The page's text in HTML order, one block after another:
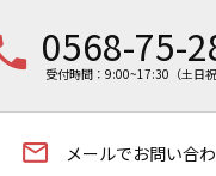
0568-75-
受付時間：9:00~17:30（土日祝
email メールでお問い合